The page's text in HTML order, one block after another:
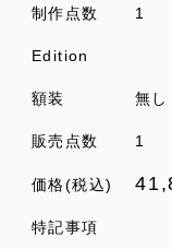
制作点数 1
Edition
額装 無し
販売点数 1
価格(税込)
特記事項